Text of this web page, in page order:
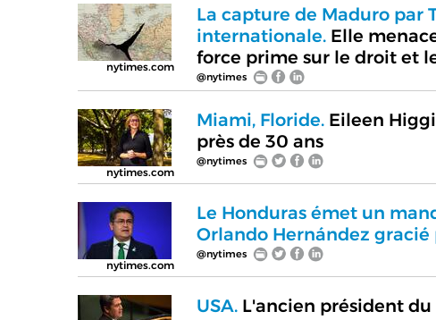
nytimes.com
La capture de Maduro par
internationale.Elle
force prime sur le droit et
@nytimes
nytimes.com
Miami, Floride.Eileen
près de 30 ans
@nytimes
nytimes.com
Le Honduras émet un
Orlando Hernández gracié
@nytimes
USA.L'ancien président du